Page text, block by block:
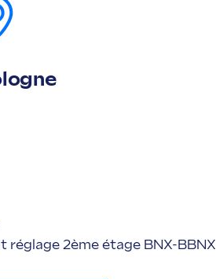
réglage 2ème étage BNX-BBNX